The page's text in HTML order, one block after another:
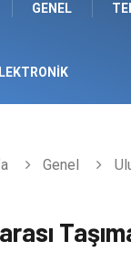
GENEL
Genel